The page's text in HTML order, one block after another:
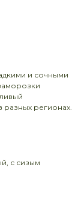
и сочными
разных регионах.
с сизым